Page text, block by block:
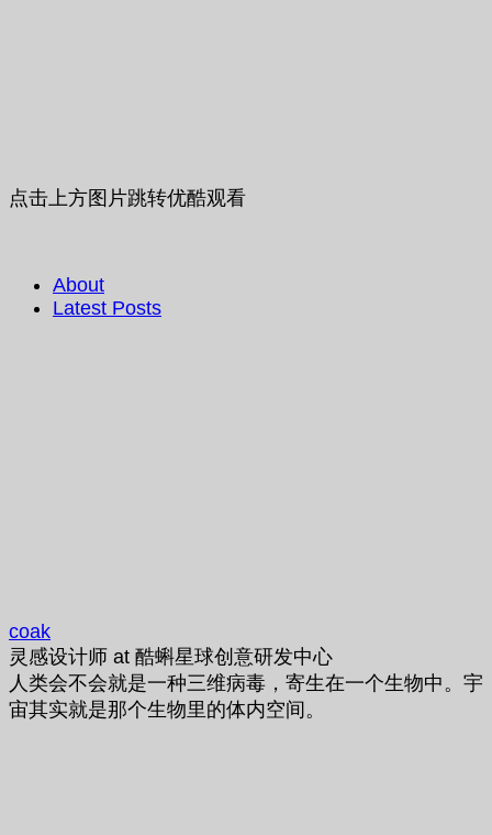
点击上方图片跳转优酷观看
About
Latest Posts
coak
灵感设计师 at 酷蝌星球创意研发中心
人类会不会就是一种三维病毒，寄生在一个生物中。宇
宙其实就是那个生物里的体内空间。